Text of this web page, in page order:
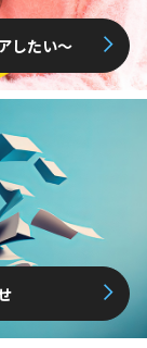
したい〜